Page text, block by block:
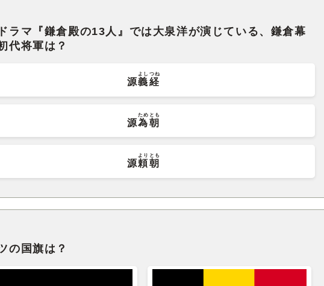
ラマ『鎌倉殿の13人』では大泉洋が演じている、鎌倉幕
代将軍は？
源義経
よしつね
源為朝
ためとも
源頼朝
よりとも
の国旗は？